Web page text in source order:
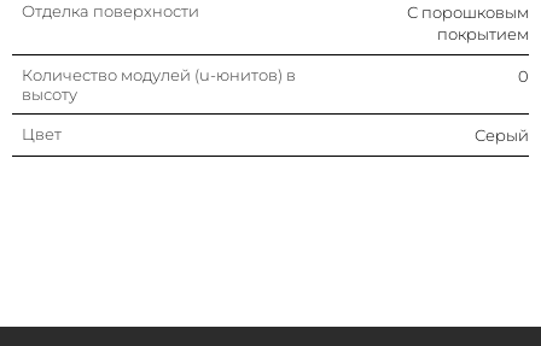
Отделка поверхности
С порошковым
покрытием
Количество модулей (u-юнитов) в
высоту
0
Цвет Серый